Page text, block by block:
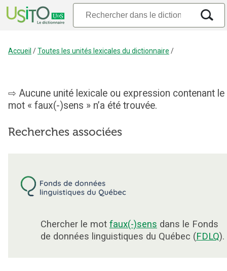
Accueil /Toutes les unités lexicales du dictionnaire /
Aucune unité lexicale ou expression contenant le
mot « faux(-)sens » n’a été trouvée.
Recherches associées
Chercher le mot faux(-)sens dans le Fonds
de données linguistiques du Québec (FDLQ).